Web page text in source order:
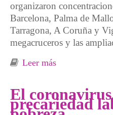
organizaron
Barcelona, Palma de
Tarragona, A Coruña y
megacruceros y las
Leer más
El
precariedad